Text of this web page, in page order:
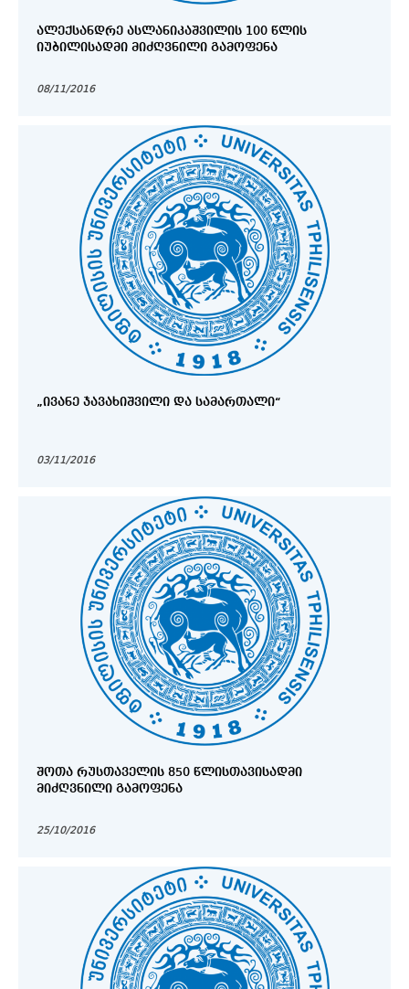
ᲐᲚᲔᲥᲡᲐᲜᲓᲠᲔ ᲐᲡᲚᲐᲜᲘᲙᲐᲨᲕᲘᲚᲘᲡ 100 ᲬᲚᲘᲡ
ᲘᲣᲑᲘᲚᲘᲡᲐᲓᲛᲘ ᲛᲘᲫᲦᲕᲜᲘᲚᲘ ᲒᲐᲛᲝᲤᲔᲜᲐ
08/11/2016
„ᲘᲕᲐᲜᲔ ᲯᲐᲕᲐᲮᲘᲨᲕᲘᲚᲘ ᲓᲐ ᲡᲐᲛᲐᲠᲗᲐᲚᲘ“
03/11/2016
ᲨᲝᲗᲐ ᲠᲣᲡᲗᲐᲕᲔᲚᲘᲡ 850 ᲬᲚᲘᲡᲗᲐᲕᲘᲡᲐᲓᲛᲘ
ᲛᲘᲫᲦᲕᲜᲘᲚᲘ ᲒᲐᲛᲝᲤᲔᲜᲐ
25/10/2016